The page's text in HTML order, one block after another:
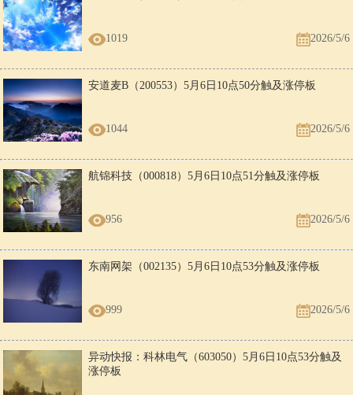
1019 2026/5/6
安道麦B（200553）5月6日10点50分触及涨停板
1044 2026/5/6
航锦科技（000818）5月6日10点51分触及涨停板
956 2026/5/6
东南网架（002135）5月6日10点53分触及涨停板
999 2026/5/6
异动快报：科林电气（603050）5月6日10点53分触及
涨停板